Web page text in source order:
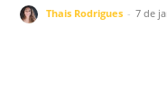
Thais Rodrigues - 7 de